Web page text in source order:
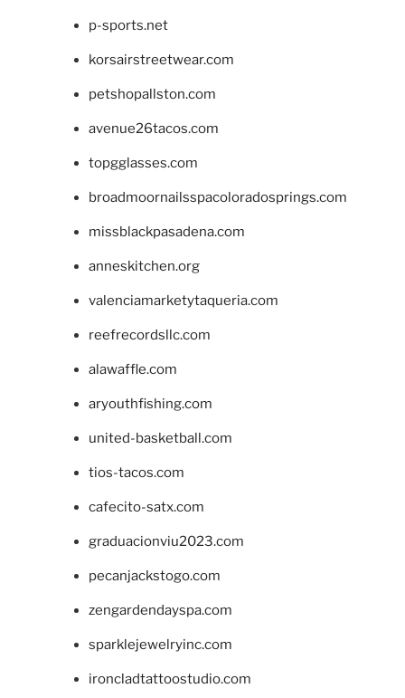
p-sports.net
korsairstreetwear.com
petshopallston.com
avenue26tacos.com
topgglasses.com
broadmoornailsspacoloradosprings.com
missblackpasadena.com
anneskitchen.org
valenciamarketytaqueria.com
reefrecordsllc.com
alawaffle.com
aryouthfishing.com
united-basketball.com
tios-tacos.com
cafecito-satx.com
graduacionviu2023.com
pecanjackstogo.com
zengardendayspa.com
sparklejewelryinc.com
ironcladtattoostudio.com